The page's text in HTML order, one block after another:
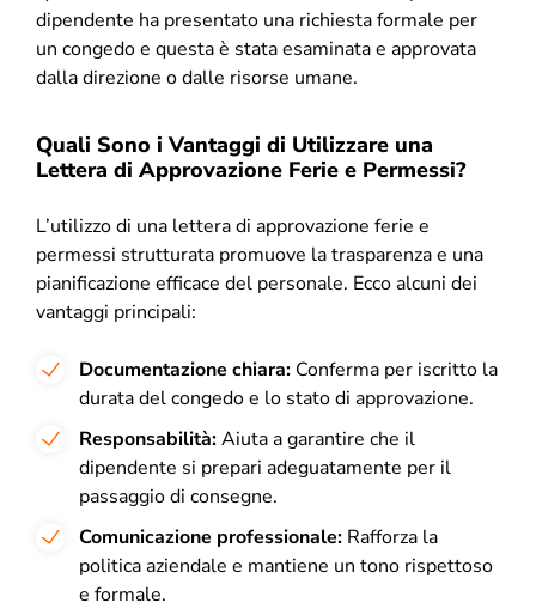
dipendente ha presentato una richiesta formale per
un congedo e questa è stata esaminata e approvata
dalla direzione o dalle risorse umane.
Quali Sono i Vantaggi di Utilizzare una
Lettera di Approvazione Ferie e Permessi?
L’utilizzo di una lettera di approvazione ferie e
permessi strutturata promuove la trasparenza e una
pianificazione efficace del personale. Ecco alcuni dei
vantaggi principali:
Documentazione chiara: Conferma per iscritto la
durata del congedo e lo stato di approvazione.
Responsabilità:Aiuta a garantire che il
dipendente si prepari adeguatamente per il
passaggio di consegne.
Comunicazione professionale: Rafforza la
politica aziendale e mantiene un tono rispettoso
e formale.